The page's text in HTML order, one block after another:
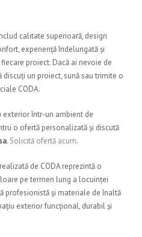
calitate superioară, design
experiență îndelungată și
proiect. Dacă ai nevoie de
un proiect, sună sau trimite o
CODA.
exterior într-un ambient de
o ofertă personalizată și discută
. Solicită ofertă acum.
de CODA reprezintă o
pe termen lung a locuinței
profesionistă și materiale de înaltă
exterior funcțional, durabil și